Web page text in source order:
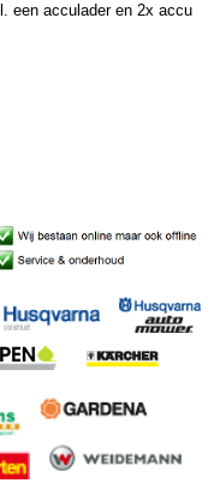
een acculader en 2x accu